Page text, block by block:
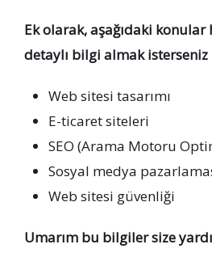
Ek olarak, aşağıdaki konular
detaylı bilgi almak
Web sitesi tasarımı
E-ticaret siteleri
SEO (Arama Motoru
Sosyal medya
Web sitesi güvenliği
Umarım bu bilgiler size